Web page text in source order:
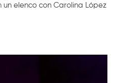
elenco con Carolina López